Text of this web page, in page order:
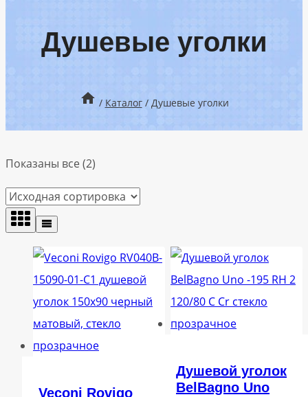
Душевые уголки
/ Каталог / Душевые уголки
Показаны все (2)
Veconi Rovigo
Душевой уголок
BelBagno Uno